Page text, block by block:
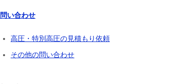
問い合わせ
高圧・特別高圧の見積もり依頼
その他の問い合わせ